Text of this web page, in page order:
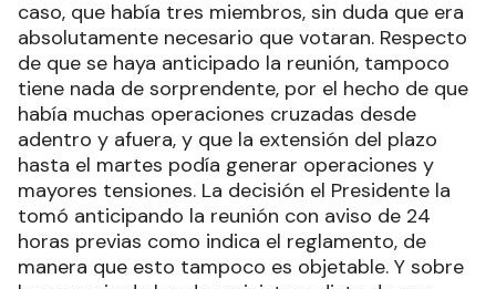
caso, que había tres miembros, sin duda que era
absolutamente necesario que votaran. Respecto
de que se haya anticipado la reunión, tampoco
tiene nada de sorprendente, por el hecho de que
había muchas operaciones cruzadas desde
adentro y afuera, y que la extensión del plazo
hasta el martes podía generar operaciones y
mayores tensiones. La decisión el Presidente la
tomó anticipando la reunión con aviso de 24
horas previas como indica el reglamento, de
manera que esto tampoco es objetable. Y sobre